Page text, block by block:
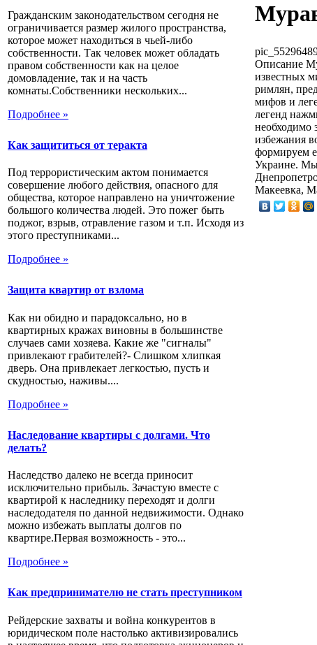
Гражданским законодательством сегодня не
ограничивается размер жилого пространства,
которое может находиться в чьей-либо
собственности. Так человек может обладать
правом собственности как на целое
домовладение, так и на часть
комнаты.Собственники нескольких...
Подробнее »
Как защититься от теракта
Под террористическим актом понимается
совершение любого действия, опасного для
общества, которое направлено на уничтожение
большого количества людей. Это пожег быть
поджог, взрыв, отравление газом и т.п. Исходя из
этого преступниками...
Подробнее »
Защита квартир от взлома
Как ни обидно и парадоксально, но в
квартирных кражах виновны в большинстве
случаев сами хозяева. Какие же "сигналы"
привлекают грабителей?- Слишком хлипкая
дверь. Она привлекает легкостью, пусть и
скудностью, наживы....
Подробнее »
Наследование квартиры с долгами. Что
делать?
Наследство далеко не всегда приносит
исключительно прибыль. Зачастую вместе с
квартирой к наследнику переходят и долги
наследодателя по данной недвижимости. Однако
можно избежать выплаты долгов по
квартире.Первая возможность - это...
Подробнее »
Как предпринимателю не стать преступником
Рейдерские захваты и война конкурентов в
юридическом поле настолько активизировались
Описание
известных
римлян,
мифов и
легенд
необходимо
избежания
формируем
Украине. Мы
Макеевка,